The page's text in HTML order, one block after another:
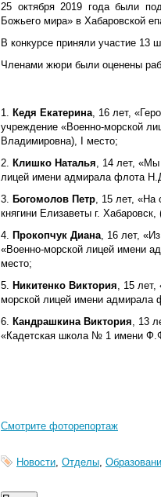
25 октября 2019 года были
Божьего мира» в Хабаровской
В конкурсе приняли участие 13
Членами жюри были оценены
Кедя Екатерина, 16 лет,
учреждение «Военно-морской
Владимировна), I место;
Клишко Наталья, 14 лет, «Мы
лицей имени адмирала флота
Богомолов Петр, 15 лет, «На
княгини Елизаветы г.
Прокопчук Диана, 16 лет,
«Военно-морской лицей имени
место;
Никитенко Виктория, 15 лет,
морской лицей имени адмирала
Кандрашкина Виктория, 13
«Кадетская школа № 1 имени
Смотрите фоторепортаж
Новости, Отделы,